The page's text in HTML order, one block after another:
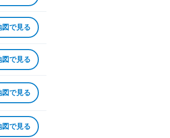
図で見る
図で見る
図で見る
図で見る